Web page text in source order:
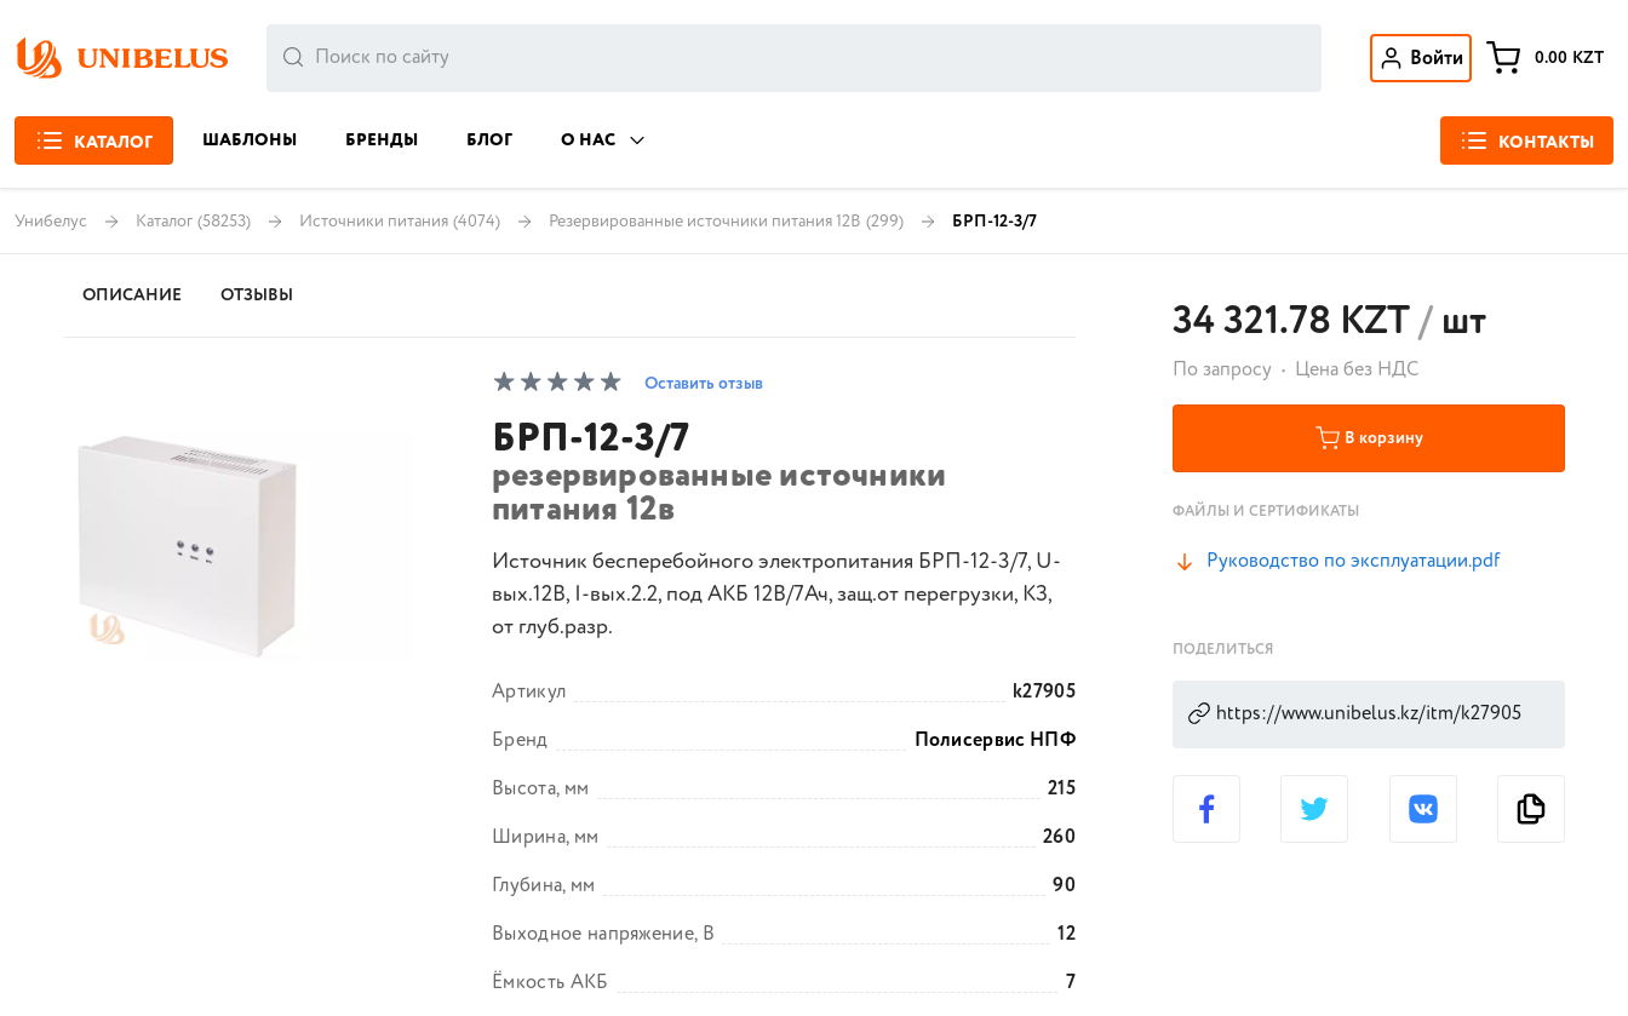
Войти 0.00 KZT
КАТАЛОГ ШАБЛОНЫ БРЕНДЫ БЛОГ О НАС КОНТАКТЫ
Унибелус Каталог (58253) Источники питания (4074) Резервированные источники питания 12В (299) БРП-12-3/7
ОПИСАНИЕ ОТЗЫВЫ
Оставить отзыв
БРП-12-3/7
резервированные источники
питания 12в
Источник бесперебойного электропитания БРП-12-3/7, U-
вых.12В, I-вых.2.2, под АКБ 12В/7Ач, защ.от перегрузки, КЗ,
от глуб.разр.
Артикул
k27905
Бренд
Полисервис НПФ
Высота, мм
215
Ширина, мм
260
Глубина, мм
90
Выходное напряжение, В
12
Ёмкость АКБ
7
34 321.78 KZT/шт
По запросу Цена без НДС
В корзину
ФАЙЛЫ И СЕРТИФИКАТЫ
Руководство по эксплуатации.pdf
ПОДЕЛИТЬСЯ